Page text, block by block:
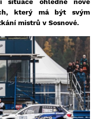
který má být svým
mistrů v Sosnové.